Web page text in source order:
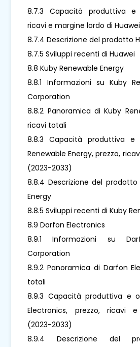
8.7.3 Capacità produttiva e
ricavi e margine lordo di
8.7.4 Descrizione del prodotto
8.7.5 Sviluppi recenti di Huawei
8.8 Kuby Renewable Energy
8.8.1 Informazioni su Kuby
Corporation
8.8.2 Panoramica di Kuby
ricavi totali
8.8.3 Capacità produttiva
Renewable Energy, prezzo,
(2023-2033)
8.8.4 Descrizione del prodotto
Energy
8.8.5 Sviluppi recenti di Kuby
8.9 Darfon Electronics
8.9.1 Informazioni su
Corporation
8.9.2 Panoramica di Darfon
totali
8.9.3 Capacità produttiva e
Electronics, prezzo, ricavi
(2023-2033)
8.9.4 Descrizione del